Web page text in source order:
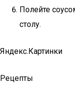
Полейте
столу.
Яндекс.Картинки
Рецепты